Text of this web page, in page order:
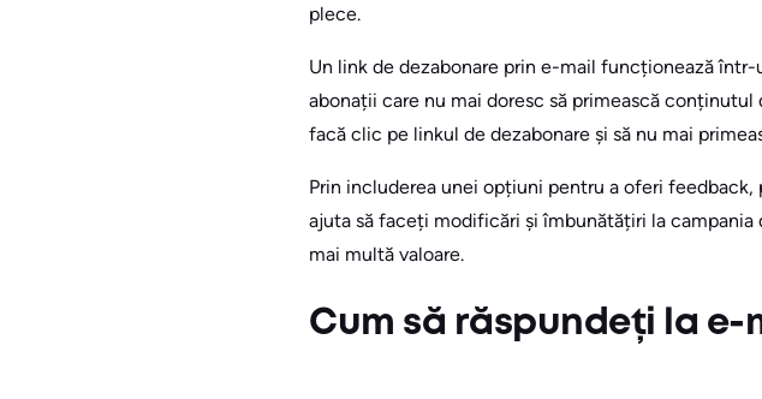
plece.
Un link de dezabonare prin e-mail funcționează
abonații care nu mai doresc să primească conținutul
facă clic pe linkul de dezabonare și să nu mai
Prin includerea unei opțiuni pentru a oferi
ajuta să faceți modificări și îmbunătățiri la campania
mai multă valoare.
Cum să răspundeți la